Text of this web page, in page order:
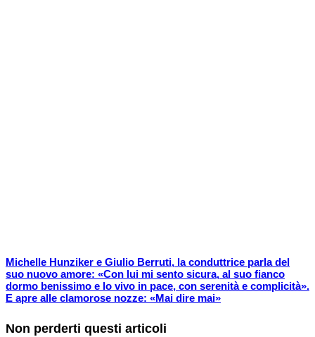
Michelle Hunziker e Giulio Berruti, la conduttrice parla del
suo nuovo amore: «Con lui mi sento sicura, al suo fianco
dormo benissimo e lo vivo in pace, con serenità e complicità».
E apre alle clamorose nozze: «Mai dire mai»
Non perderti questi articoli